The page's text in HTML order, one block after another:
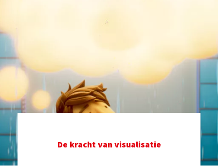
TEL: +31 20 589 29 29
De kracht van visualisatie